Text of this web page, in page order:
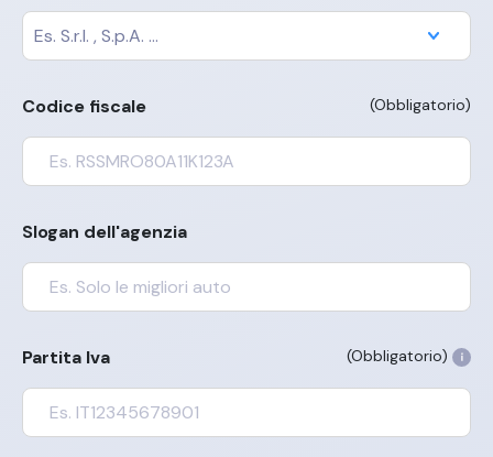
Codice fiscale (Obbligatorio)
Slogan dell'agenzia
Partita Iva (Obbligatorio)